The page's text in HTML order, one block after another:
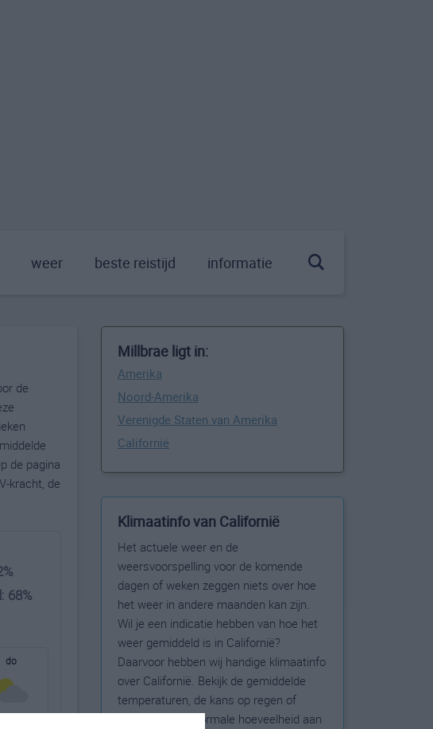
weer beste reistijd informatie
de
de pagina
kracht, de
68%
do
Millbrae ligt in:
Amerika
Noord-Amerika
Verenigde Staten van Amerika
Californië
Klimaatinfo van Californië
Het actuele weer en de
weersvoorspelling voor de komende
dagen of weken zeggen niets over hoe
het weer in andere maanden kan zijn.
Wil je een indicatie hebben van hoe het
weer gemiddeld is in Californië?
Daarvoor hebben wij handige klimaatinfo
over Californië. Bekijk de gemiddelde
temperaturen, de kans op regen of
sneeuw en de normale hoeveelheid aan